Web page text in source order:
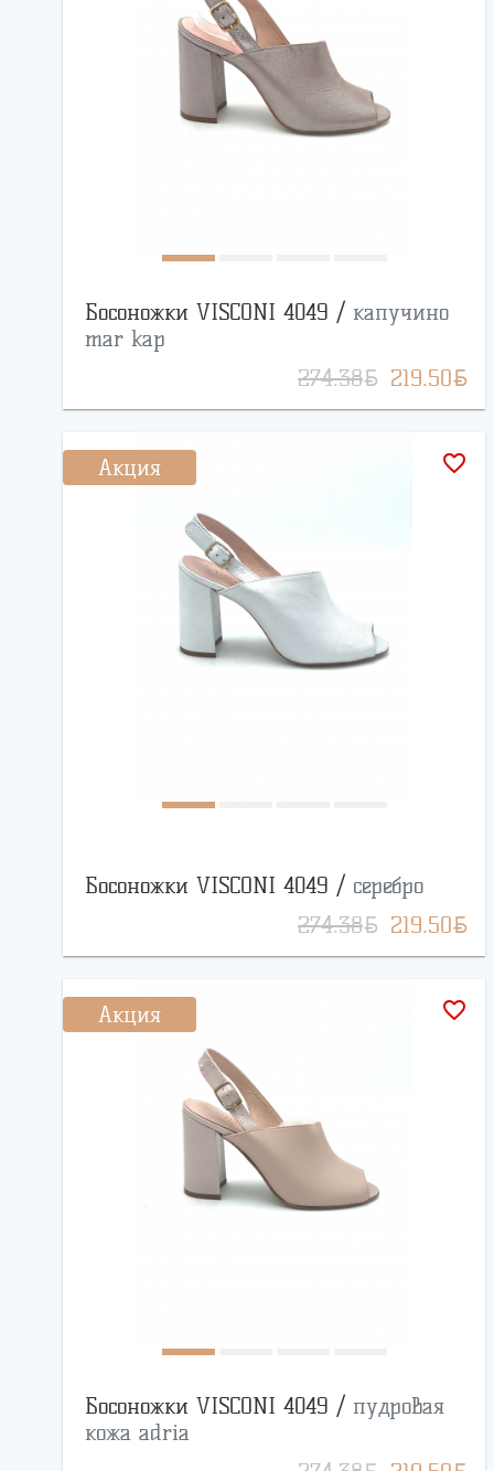
Босоножки VISCONI 4049 / капучино
mar kap
274.38BYN 219.50BYN
Акция favorite_border
Босоножки VISCONI 4049 / серебро
274.38BYN 219.50BYN
Акция favorite_border
Босоножки VISCONI 4049 / пудровая
кожа adria